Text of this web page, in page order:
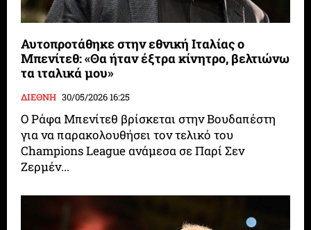
Αυτοπροτάθηκε στην εθνική Ιταλίας ο
Μπενίτεθ: «Θα ήταν έξτρα κίνητρο, βελτιώνω
τα ιταλικά μου»
ΔΙΕΘΝΗ 30/05/2026 16:25
O Ράφα Μπενίτεθ βρίσκεται στην Βουδαπέστη
για να παρακολουθήσει τον τελικό του
Champions League ανάμεσα σε Παρί Σεν
Ζερμέν...